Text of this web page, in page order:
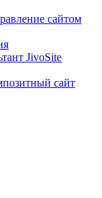
сайтом
JivoSite
сайт